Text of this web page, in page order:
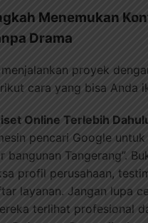
Menemukan
Drama
proyek
cara yang bisa Anda
Online Terlebih
pencari Google
bangunan Tangerang”.
profil perusahaan,
layanan. Jangan lupa
terlihat profesional